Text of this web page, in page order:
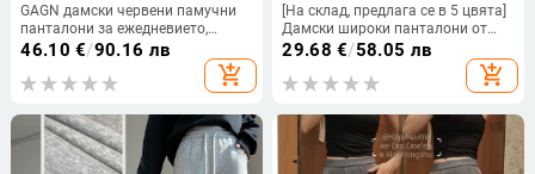
GAGN дамски червени памучни
панталони за ежедневието,
висока талия, tapered крачоли
46.10 €/90.16 лв
add_shopping_cart
[На склад, предлага се в 5 цвята]
Дамски широки панталони от
памук и лен, нови, с висока талия,
ежедневни панталони
29.68 €/58.05 лв
add_shopping_cart